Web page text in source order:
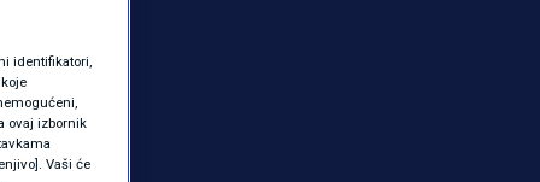
identifikatori,
ovaj izbornik
Vaši će